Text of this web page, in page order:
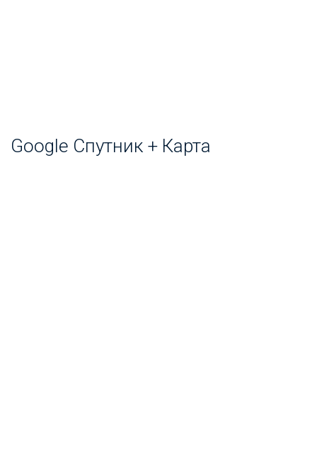
Google Спутник + Карта